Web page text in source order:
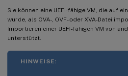
Sie können eine UEFI-fähige VM, die auf
wurde, als OVA-, OVF- oder XVA-Datei
Importieren einer UEFI-fähigen VM von
unterstützt.
HINWEISE: